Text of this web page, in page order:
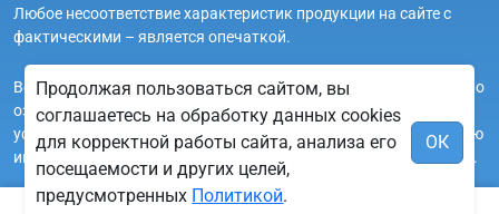
Любое несоответствие характеристик продукции на сайте с
фактическими – является опечаткой.
Вся информация на сайте region-korolev.ru носит исключительно
ознакомительный и справочный характер и ни при каких
условиях не является публичной офертой. Всю дополнительную
информацию можно узнать по телефонам указанным на сайте.
Продолжая пользоваться сайтом, вы
соглашаетесь на обработку данных cookies
для корректной работы сайта, анализа его
посещаемости и других целей,
предусмотренных Политикой.
ОК